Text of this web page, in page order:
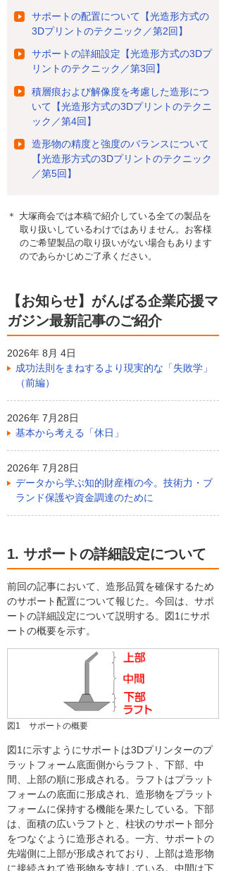
サポートの配置について【光造形方式の
3Dプリントのテクニック／第2回】
サポートの詳細設定【光造形方式の3Dプ
リントのテクニック／第3回】
積層痕および解像度を考慮した造形につ
いて【光造形方式の3Dプリントのテクニ
ック／第4回】
造形物の精度と強度のバランスについて
【光造形方式の3Dプリントのテクニック
／第5回】
＊ 大塚商会では本稿で紹介している全ての製品を
取り扱いしているわけではありません。お客様
のご希望製品の取り扱いがない場合もあります
のであらかじめご了承ください。
【お知らせ】がんばる企業応援マ
ガジン最新記事のご紹介
2026年 8月 4日
成功法則をまねするより現実的な「失敗学」
（前編）
2026年 7月28日
基本から考える「休日」
2026年 7月28日
データから学ぶ知的財産権の今。技術力・ブ
ランド保護や資金調達のために
1. サポートの詳細設定について
前回の記事において、造形品質を確保するため
のサポート配置について報じた。今回は、サポ
ートの詳細設定について説明する。図1にサポ
ートの概要を示す。
図1 サポートの概要
図1に示すようにサポートは3Dプリンターのプ
ラットフォーム底面側からラフト、下部、中
間、上部の順に形成される。ラフトはプラット
フォームの底面に形成され、造形物をプラット
フォームに保持する機能を果たしている。下部
は、面積の広いラフトと、柱状のサポート部分
をつなぐように造形される。一方、サポートの
先端側に上部が形成されており、上部は造形物
に接続されて造形物を支持している。中間は下